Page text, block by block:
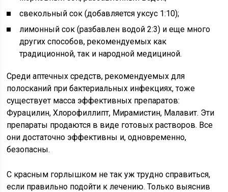
свекольный сок (добавляется уксус 1:10);
лимонный сок (разбавлен водой 2:3) и еще много
других способов, рекомендуемых как
традиционной, так и народной медициной.
Среди аптечных средств, рекомендуемых для
полосканий при бактериальных инфекциях, тоже
существует масса эффективных препаратов:
Фурацилин, Хлорофиллипт, Мирамистин, Малавит. Эти
препараты продаются в виде готовых растворов. Все
они достаточно эффективны и, одновременно,
безопасны.
С красным горлышком не так уж трудно справиться,
если правильно подойти к лечению. Только выяснив